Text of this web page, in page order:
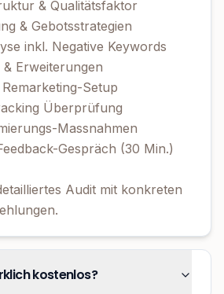
& Qualitätsfaktor
& Gebotsstrategien
inkl. Negative Keywords
Erweiterungen
Setup
Überprüfung
Massnahmen
Gespräch (30 Min.)
Audit mit konkreten
kostenlos?